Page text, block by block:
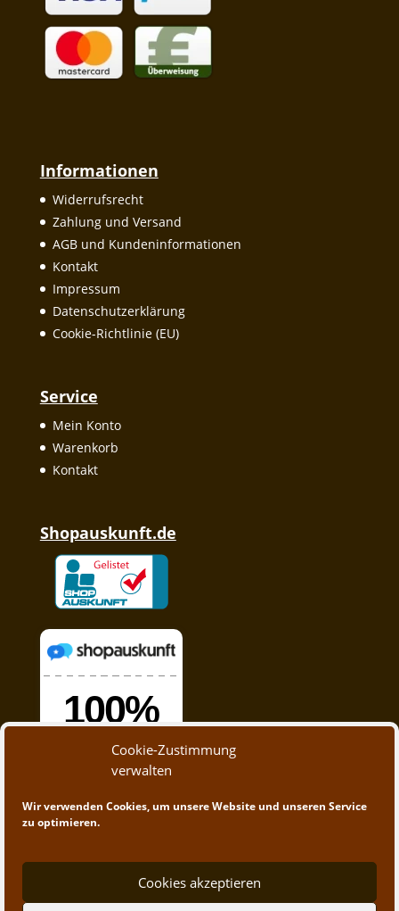
Cookie-Zustimmung
verwalten
Wir verwenden Cookies, um unsere Website und unseren Service
zu optimieren.
Cookies akzeptieren
Informationen
Widerrufsrecht
Zahlung und Versand
AGB und Kundeninformationen
Kontakt
Impressum
Datenschutzerklärung
Cookie-Richtlinie (EU)
Service
Mein Konto
Warenkorb
Kontakt
Shopauskunft.de